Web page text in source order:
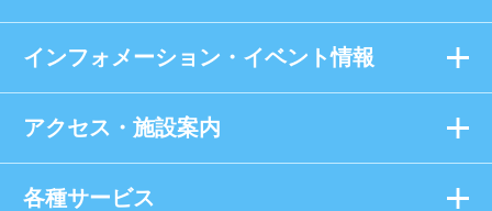
インフォメーション・イベント情報
アクセス・施設案内
各種サービス